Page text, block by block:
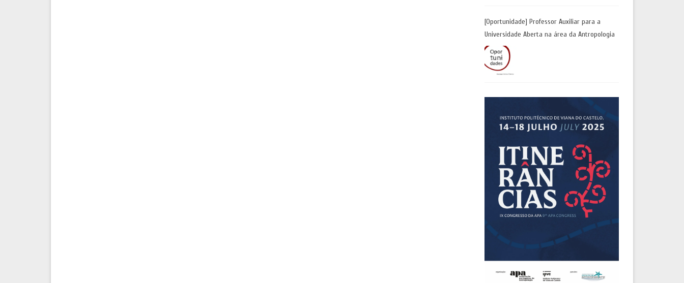
[Oportunidade] Professor Auxiliar para a
Universidade Aberta na área da Antropologia